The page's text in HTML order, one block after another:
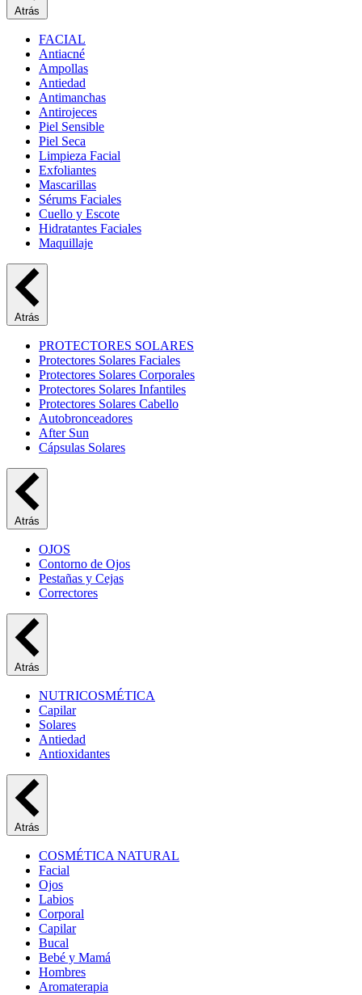
Atrás
FACIAL
Antiacné
Ampollas
Antiedad
Antimanchas
Antirojeces
Piel Sensible
Piel Seca
Limpieza Facial
Exfoliantes
Mascarillas
Sérums Faciales
Cuello y Escote
Hidratantes Faciales
Maquillaje
Atrás
PROTECTORES SOLARES
Protectores Solares Faciales
Protectores Solares Corporales
Protectores Solares Infantiles
Protectores Solares Cabello
Autobronceadores
After Sun
Cápsulas Solares
Atrás
OJOS
Contorno de Ojos
Pestañas y Cejas
Correctores
Atrás
NUTRICOSMÉTICA
Capilar
Solares
Antiedad
Antioxidantes
Atrás
COSMÉTICA NATURAL
Facial
Ojos
Labios
Corporal
Capilar
Bucal
Bebé y Mamá
Hombres
Aromaterapia